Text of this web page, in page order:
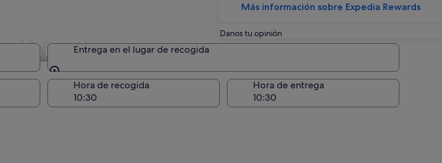
Más información sobre Expedia Rewards
Danos tu opinión
ValenciaEntrega en el lugar de recogida
Entrega en el lugar de recogida
Hora de recogida Hora de entrega